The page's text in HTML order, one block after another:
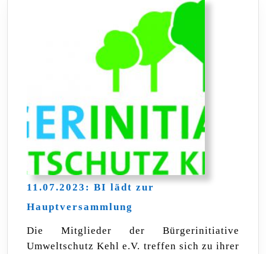
11.07.2023: BI lädt zur
Hauptversammlung
zur
Hauptversammlung
Die Mitglieder der Bürgerinitiative
Umweltschutz Kehl e.V. treffen sich zu ihrer